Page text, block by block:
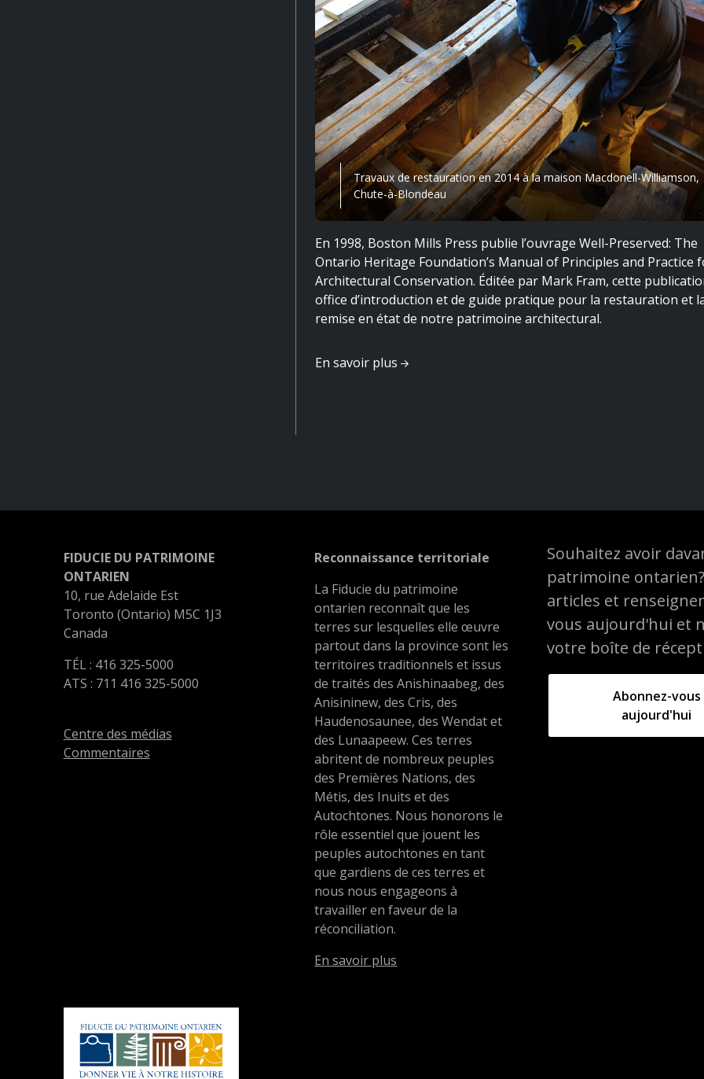
Travaux de restauration en 2014 à la maison Macdonell-Williamson,
Chute-à-Blondeau
En 1998, Boston Mills Press publie l’ouvrage Well-Preserved: The
Ontario Heritage Foundation’s Manual of Principles and Practice
Architectural Conservation. Éditée par Mark Fram, cette
office d’introduction et de guide pratique pour la restauration et
remise en état de notre patrimoine architectural.
En savoir plus
FIDUCIE DU PATRIMOINE
ONTARIEN
10, rue Adelaide Est
Toronto (Ontario) M5C 1J3
Canada
TÉL : 416 325-5000
ATS : 711 416 325-5000
Centre des médias
Commentaires
Reconnaissance territoriale
La Fiducie du patrimoine
ontarien reconnaît que les
terres sur lesquelles elle œuvre
partout dans la province sont les
territoires traditionnels et issus
de traités des Anishinaabeg, des
Anisininew, des Cris, des
Haudenosaunee, des Wendat et
des Lunaapeew. Ces terres
abritent de nombreux peuples
des Premières Nations, des
Métis, des Inuits et des
Autochtones. Nous honorons le
rôle essentiel que jouent les
peuples autochtones en tant
que gardiens de ces terres et
nous nous engageons à
travailler en faveur de la
réconciliation.
En savoir plus
Souhaitez avoir
patrimoine
articles et
vous aujourd'hui et
votre boîte de
Abonnez-vous
aujourd'hui